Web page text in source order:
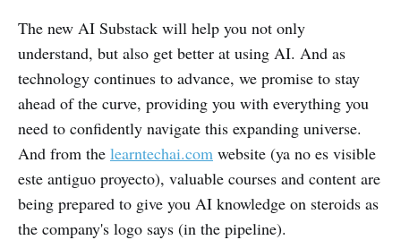
The new AI Substack will help you not only
understand, but also get better at using AI. And as
technology continues to advance, we promise to stay
ahead of the curve, providing you with everything you
need to confidently navigate this expanding universe.
And from the learntechai.com website (ya no es visible
este antiguo proyecto), valuable courses and content are
being prepared to give you AI knowledge on steroids as
the company's logo says (in the pipeline).